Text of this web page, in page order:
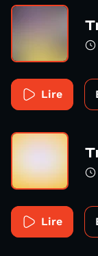
Lire
Lire